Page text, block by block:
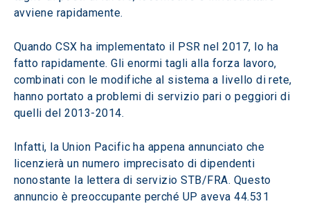
avviene rapidamente.
Quando CSX ha implementato il PSR nel 2017, lo ha
fatto rapidamente. Gli enormi tagli alla forza lavoro,
combinati con le modifiche al sistema a livello di rete,
hanno portato a problemi di servizio pari o peggiori di
quelli del 2013-2014.
Infatti, la Union Pacific ha appena annunciato che
licenzierà un numero imprecisato di dipendenti
nonostante la lettera di servizio STB/FRA. Questo
annuncio è preoccupante perché UP aveva 44.531